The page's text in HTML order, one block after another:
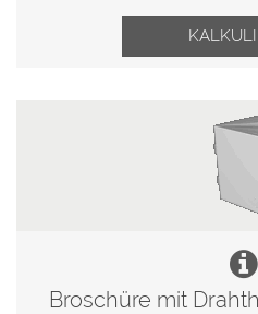
Broschüre mit